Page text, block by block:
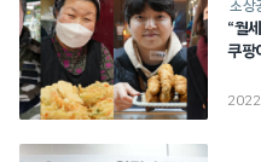
소상
“월
쿠팡
2022.